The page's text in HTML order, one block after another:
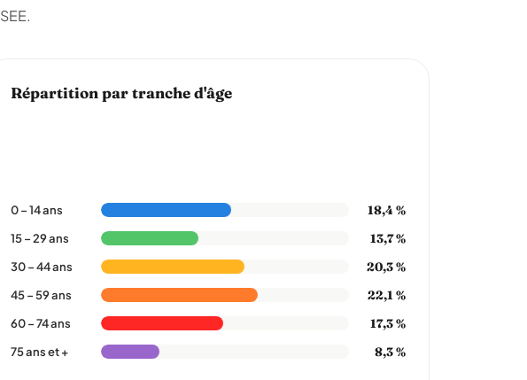
Répartition par tranche d'âge
0 – 14 ans 18,4 %
15 – 29 ans 13,7 %
30 – 44 ans 20,3 %
45 – 59 ans 22,1 %
60 – 74 ans 17,3 %
75 ans et + 8,3 %